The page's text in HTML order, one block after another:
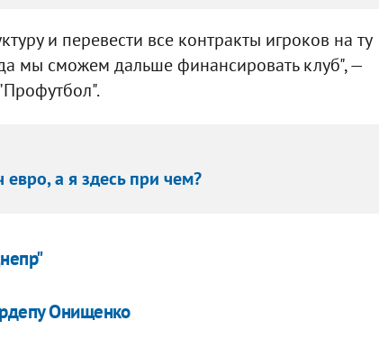
и перевести все контракты игроков на ту
мы сможем дальше финансировать клуб", —
а я здесь при чем?
Онищенко